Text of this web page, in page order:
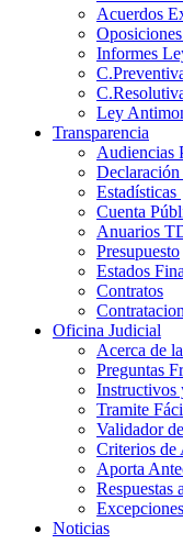
Acuerdos
Informes
Ley
Transparencia
Audiencias
Estadísticas
Cuenta
Anuarios
Presupuesto
Estados
Contratos
Oficina Judicial
Acerca de
Preguntas
Instructivos
Tramite
Validador
Criterios de
Aporta
Respuestas
Noticias